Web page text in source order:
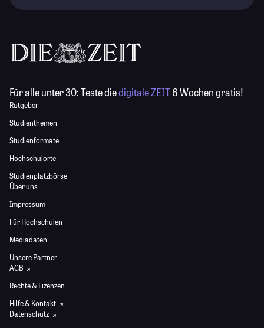
Für alle unter 30:Teste diedigitale ZEIT6 Wochen gratis!
Ratgeber
Studienthemen
Studienformate
Hochschulorte
Studienplatzbörse
Über uns
Impressum
Für Hochschulen
Mediadaten
Unsere Partner
AGB
Rechte & Lizenzen
Hilfe & Kontakt
Datenschutz